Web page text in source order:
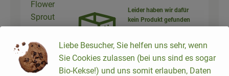
Flower
Sprout
Auswahl ändern
Leider haben wir dafür
kein Produkt gefunden
Liebe Besucher, Sie helfen uns sehr, wenn
Sie Cookies zulassen (bei uns sind es sogar
Bio-Kekse!) und uns somit erlauben, Daten